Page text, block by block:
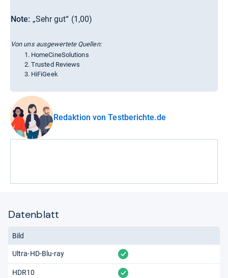
Note: „Sehr gut“ (1,00)
Von uns ausgewertete Quellen:
HomeCineSolutions
Trusted Reviews
HiFiGeek
Redaktion von Testberichte.de
Datenblatt
Bild
Ultra-HD-Blu-ray vorhanden
HDR10 vorhanden